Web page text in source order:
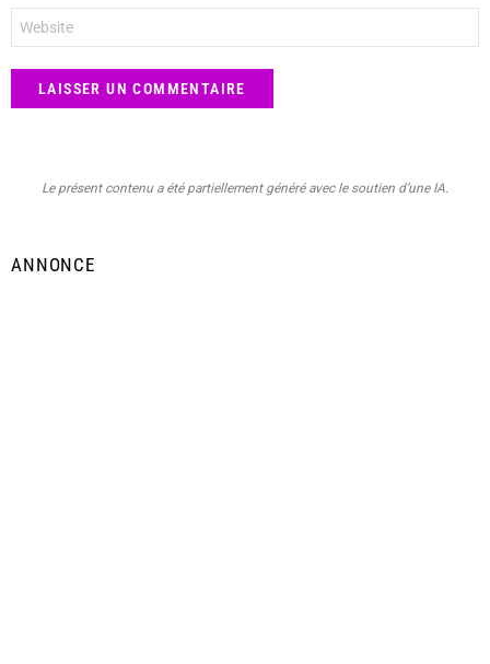
web
Le présent contenu a été partiellement généré avec le soutien d’une IA.
ANNONCE